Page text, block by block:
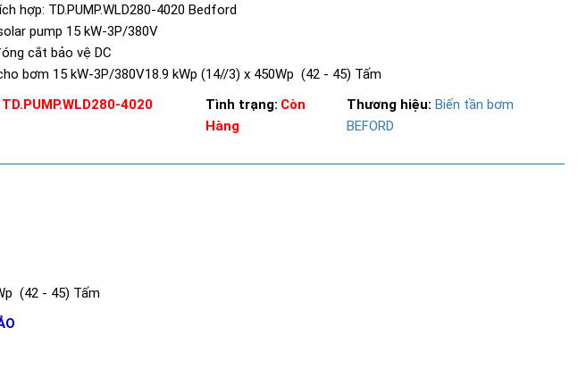
hợp: TD.PUMP.WLD280-4020 Bedford
pump 15 kW-3P/380V
cắt bảo vệ DC
bơm 15 kW-3P/380V18.9 kWp (14//3) x 450Wp (42 - 45) Tấm
TD.PUMP.WLD280-4020
Tình trạng: Còn
Hàng
Thương hiệu: Biến tần bơm
BEFORD
(42 - 45) Tấm